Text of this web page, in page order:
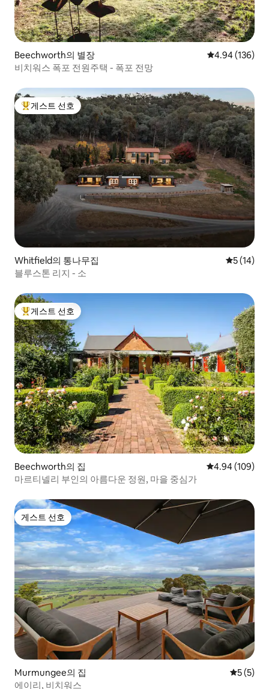
Beechworth의 별장 평점 4.94점(5
4.94 (136)
비치워스 폭포 전원주택 - 폭포 전망
상위 게스트 선호
게스트 선호
Whitfield의 통나무집 평점 5점
5 (14)
블루스톤 리지 - 소
상위 게스트 선호
게스트 선호
Beechworth의 집 평점 4.94점(5
4.94 (109)
마르티넬리 부인의 아름다운 정원, 마을 중심가
게스트 선호
게스트 선호
Murmungee의 집 평점 5점
5 (5)
에이리, 비치워스